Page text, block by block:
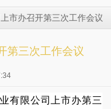
市办召开第三次工作会议
第三次工作会议
有限公司上市办第三